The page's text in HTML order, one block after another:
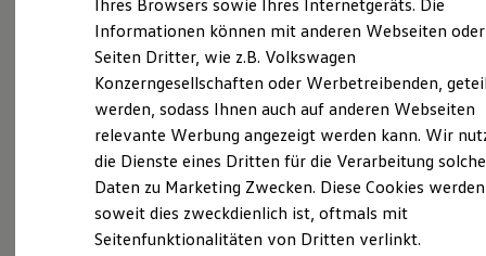
E-Auto-Förderung
Software und Konnektivität
ID. Software Versionen und Updates
Digitale Extras
Schnittstellen zu Ihrem ID.
Hybridautos
Marke und Erlebnis
Volkswagen R und R Experience
R-Modelle
Driving Experience
Volkswagen entdecken
Überblick
Gebrauchtwagen
Service
Volkswagen Economy
Service
Ihres Browsers sowie Ihres Internetgeräts. Die
Informationen können mit anderen Webseiten oder
Seiten Dritter, wie z.B. Volkswagen
Konzerngesellschaften oder Werbetreibenden,
werden, sodass Ihnen auch auf anderen Webseiten
relevante Werbung angezeigt werden kann. Wir
die Dienste eines Dritten für die Verarbeitung
Daten zu Marketing Zwecken. Diese Cookies
soweit dies zweckdienlich ist, oftmals mit
Seitenfunktionalitäten von Dritten verlinkt.